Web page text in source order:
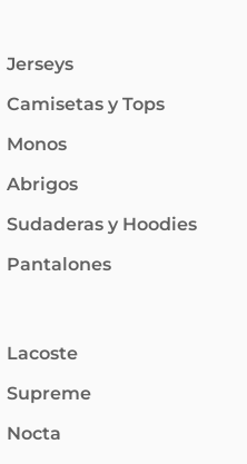
Jerseys
Camisetas y Tops
Monos
Abrigos
Sudaderas y Hoodies
Pantalones
Lacoste
Supreme
Nocta